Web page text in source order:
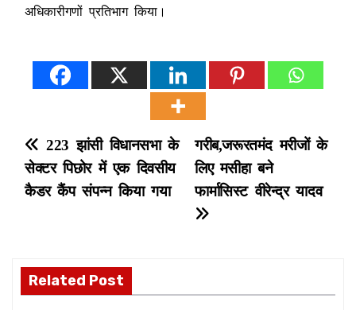
अधिकारीगणों प्रतिभाग किया।
P
o
n
गरीब,जरूरतमंद मरीजों के
लिए मसीहा बने
फार्मासिस्ट वीरेन्द्र यादव
223 झांसी विधानसभा के
सेक्टर पिछोर में एक दिवसीय
कैडर कैंप संपन्न किया गया
Related Post